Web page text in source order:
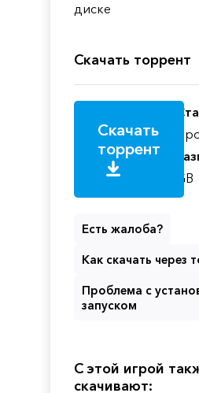
диске
Скачать торрент
Скачать
торрент
GB
Есть жалоба?
Как скачать через
Проблема с
запуском
С этой игрой
скачивают: